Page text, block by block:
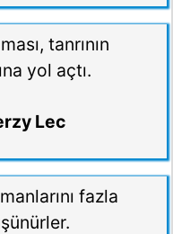
tanrının
yol açtı.
Lec
fazla